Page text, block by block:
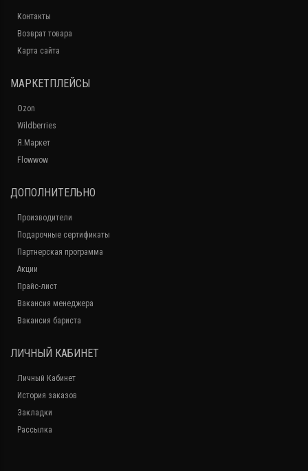
Контакты
Возврат товара
Карта сайта
МАРКЕТПЛЕЙСЫ
Ozon
Wildberries
Я.Маркет
Flowwow
ДОПОЛНИТЕЛЬНО
Производители
Подарочные сертификаты
Партнерская программа
Акции
Прайс-лист
Вакансия менеджера
Вакансия бариста
ЛИЧНЫЙ КАБИНЕТ
Личный Кабинет
История заказов
Закладки
Рассылка